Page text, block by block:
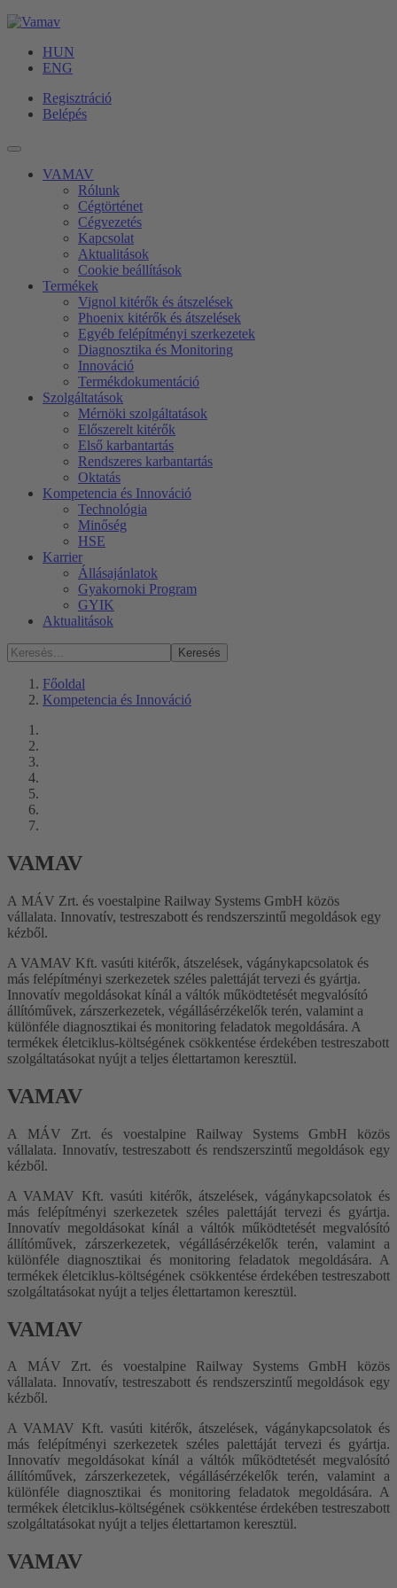
HUN
ENG
Regisztráció
Belépés
VAMAV
Rólunk
Cégtörténet
Cégvezetés
Kapcsolat
Aktualitások
Cookie beállítások
Termékek
Vignol kitérők és átszelések
Phoenix kitérők és átszelések
Egyéb felépítményi szerkezetek
Diagnosztika és Monitoring
Innováció
Termékdokumentáció
Szolgáltatások
Mérnöki szolgáltatások
Előszerelt kitérők
Első karbantartás
Rendszeres karbantartás
Oktatás
Kompetencia és Innováció
Technológia
Minőség
HSE
Karrier
Állásajánlatok
Gyakornoki Program
GYIK
Aktualitások
Keresés
Főoldal
Kompetencia és Innováció
VAMAV
A MÁV Zrt. és voestalpine Railway Systems GmbH közös
vállalata. Innovatív, testreszabott és rendszerszintű megoldások egy
kézből.
A VAMAV Kft. vasúti kitérők, átszelések, vágánykapcsolatok és
más felépítményi szerkezetek széles palettáját tervezi és gyártja.
Innovatív megoldásokat kínál a váltók működtetését megvalósító
állítóművek, zárszerkezetek, végállásérzékelők terén, valamint a
különféle diagnosztikai és monitoring feladatok megoldására. A
termékek életciklus-költségének csökkentése érdekében testreszabott
szolgáltatásokat nyújt a teljes élettartamon keresztül.
VAMAV
A MÁV Zrt. és voestalpine Railway Systems GmbH közös
vállalata. Innovatív, testreszabott és rendszerszintű megoldások egy
kézből.
A VAMAV Kft. vasúti kitérők, átszelések, vágánykapcsolatok és
más felépítményi szerkezetek széles palettáját tervezi és gyártja.
Innovatív megoldásokat kínál a váltók működtetését megvalósító
állítóművek, zárszerkezetek, végállásérzékelők terén, valamint a
különféle diagnosztikai és monitoring feladatok megoldására. A
termékek életciklus-költségének csökkentése érdekében testreszabott
szolgáltatásokat nyújt a teljes élettartamon keresztül.
VAMAV
A MÁV Zrt. és voestalpine Railway Systems GmbH közös
vállalata. Innovatív, testreszabott és rendszerszintű megoldások egy
kézből.
A VAMAV Kft. vasúti kitérők, átszelések, vágánykapcsolatok és
más felépítményi szerkezetek széles palettáját tervezi és gyártja.
Innovatív megoldásokat kínál a váltók működtetését megvalósító
állítóművek, zárszerkezetek, végállásérzékelők terén, valamint a
különféle diagnosztikai és monitoring feladatok megoldására. A
termékek életciklus-költségének csökkentése érdekében testreszabott
szolgáltatásokat nyújt a teljes élettartamon keresztül.
VAMAV